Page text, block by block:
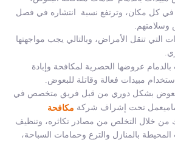
في كل مكان، وترتفع نسبة انتشاره في فصل
وسلامتهم.
التي تنقل الأمراض، وبالتالي يجب مواجهتها
عروضها الحصرية لمكافحة وإبادة
مبيدات فعالة وقاتلة للبعوض.
البعوض بشكل دوري من قبل فريق متخصص في
يعمل تحت إشراف شركة مكافحة
من خلال التخلص من مصادر تكاثره، وتنظيف
المحيطة بالمنازل والترع وحمامات السباحة،